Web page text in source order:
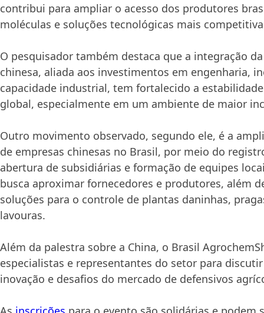
contribui para ampliar o acesso dos produtores
moléculas e soluções tecnológicas mais
O pesquisador também destaca que a integração
chinesa, aliada aos investimentos em engenharia,
capacidade industrial, tem fortalecido a
global, especialmente em um ambiente de maior
Outro movimento observado, segundo ele, é a
de empresas chinesas no Brasil, por meio do
abertura de subsidiárias e formação de equipes
busca aproximar fornecedores e produtores, além
soluções para o controle de plantas daninhas,
lavouras.
Além da palestra sobre a China, o Brasil
especialistas e representantes do setor para
inovação e desafios do mercado de defensivos